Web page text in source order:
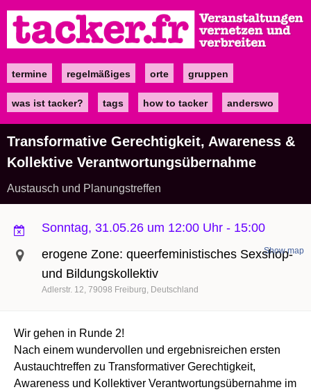
zum
Inhalt
Maintermine regelmäßiges orte gruppen
was ist tacker? tags how to tacker anderswo
Transformative Gerechtigkeit, Awareness &
Kollektive Verantwortungsübernahme
Austausch und Planungstreffen
Sonntag, 31.05.26 um 12:00 Uhr - 15:00
erogene Zone: queerfeministisches Sexshop-
und Bildungskollektiv
Adlerstr. 12 79098 Freiburg Deutschland
Show map
Wir gehen in Runde 2!
Nach einem wundervollen und ergebnisreichen ersten
Austauchtreffen zu Transformativer Gerechtigkeit,
Awareness und Kollektiver Verantwortungsübernahme im